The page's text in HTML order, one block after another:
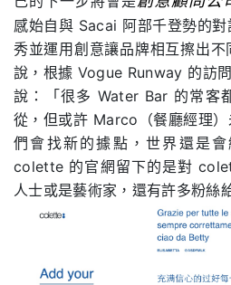
感始自與 Sacai 阿部千登勢的
秀並運用創意讓品牌相互擦出
說，根據 Vogue Runway 的訪
說：「很多 Water Bar 的常客
從，但或許 Marco（餐廳經理
們會找新的據點，世界還是
colette 的官網留下的是對
人士或是藝術家，還有許多粉絲